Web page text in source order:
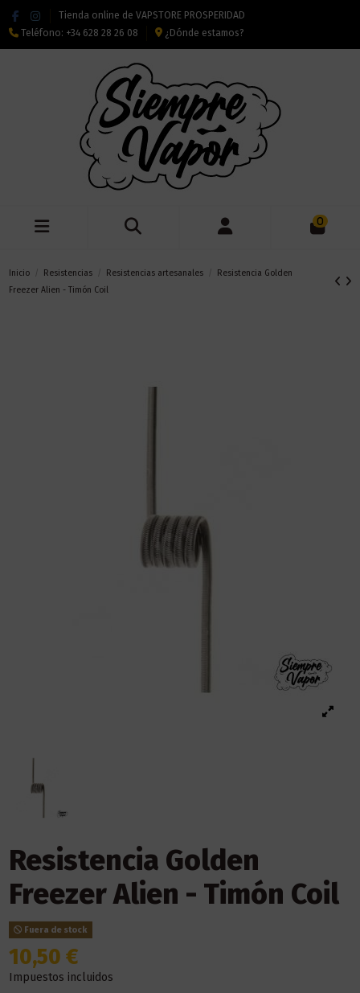
Tienda online de VAPSTORE PROSPERIDAD
Teléfono: +34 628 28 26 08 ¿Dónde estamos?
0
Inicio Resistencias Resistencias artesanales
Resistencia Golden
Freezer Alien - Timón Coil
Resistencia Golden
Freezer Alien - Timón Coil
Fuera de stock
10,50 €
Impuestos incluidos